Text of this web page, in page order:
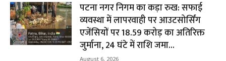
पटना नगर निगम का कड़ा रुख: सफाई
व्यवस्था में लापरवाही पर आउटसोर्सिंग
एजेंसियों पर ₹18.59 करोड़ का अतिरिक्त
जुर्माना, 24 घंटे में राशि जमा...
August 6, 2026